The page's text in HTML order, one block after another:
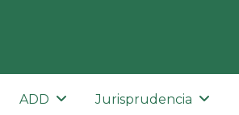
ADD Jurisprudencia